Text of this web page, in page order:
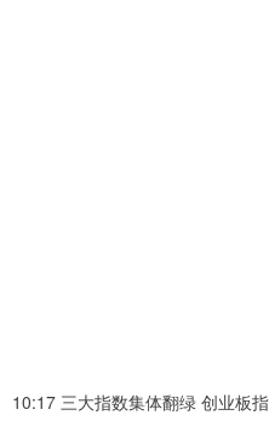
10:17 三大指数集体翻绿 创业板